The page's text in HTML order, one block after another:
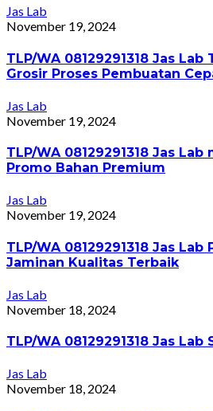
Jas Lab
November 19, 2024
TLP/WA 08129291318 Jas
Grosir Proses Pembuatan
Jas Lab
November 19, 2024
TLP/WA 08129291318 Jas
Promo Bahan Premium
Jas Lab
November 19, 2024
TLP/WA 08129291318 Jas
Jaminan Kualitas Terbaik
Jas Lab
November 18, 2024
TLP/WA 08129291318 Jas
Jas Lab
November 18, 2024